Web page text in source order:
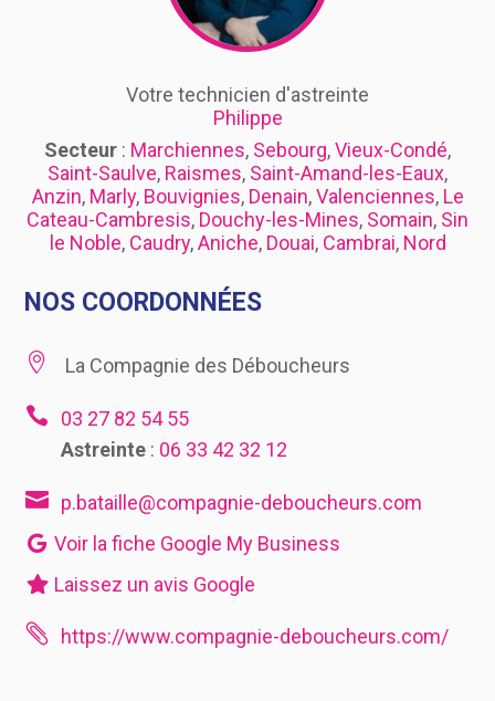
Votre technicien d'astreinte
Philippe
Secteur : Marchiennes, Sebourg,Vieux-Condé,
Saint-Saulve, Raismes, Saint-Amand-les-Eaux,
Anzin, Marly, Bouvignies, Denain,Valenciennes, Le
Cateau-Cambresis, Douchy-les-Mines, Somain, Sin
le Noble, Caudry,Aniche, Douai, Cambrai, Nord
NOS COORDONNÉES
 La Compagnie des Déboucheurs

03 27 82 54 55
Astreinte: 06 33 42 32 12
 p.bataille@compagnie-deboucheurs.com
Voir la fiche Google My Business
Laissez un avis Google
 https://www.compagnie-deboucheurs.com/